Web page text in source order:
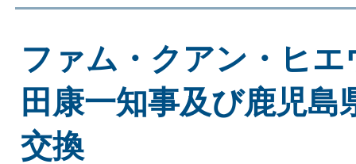
ファム・クアン・ヒエ
田康一知事及び鹿児島
交換